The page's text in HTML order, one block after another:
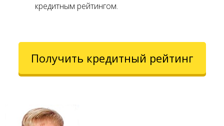
кредитным рейтингом.
Получить кредитный рейтинг